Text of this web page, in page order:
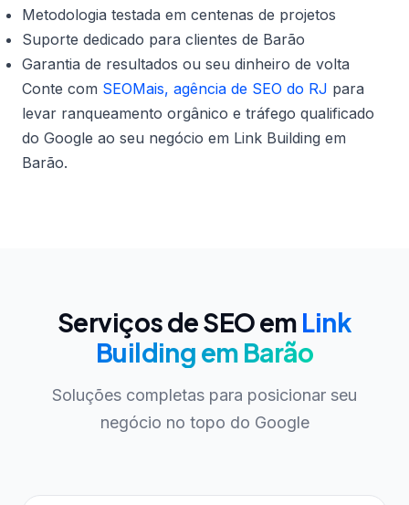
Metodologia testada em centenas de projetos
Suporte dedicado para clientes de Barão
Garantia de resultados ou seu dinheiro de volta
Conte com SEOMais, agência de SEO do RJ para
levar ranqueamento orgânico e tráfego qualificado
do Google ao seu negócio em Link Building em
Barão.
Serviços de SEO em Link
Building em Barão
Soluções completas para posicionar seu
negócio no topo do Google